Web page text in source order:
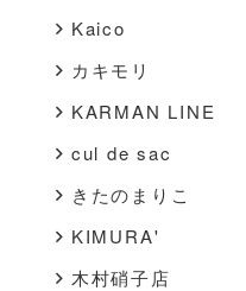
Kaico
カキモリ
KARMAN LINE
cul de sac
きたのまりこ
KIMURA'
木村硝子店